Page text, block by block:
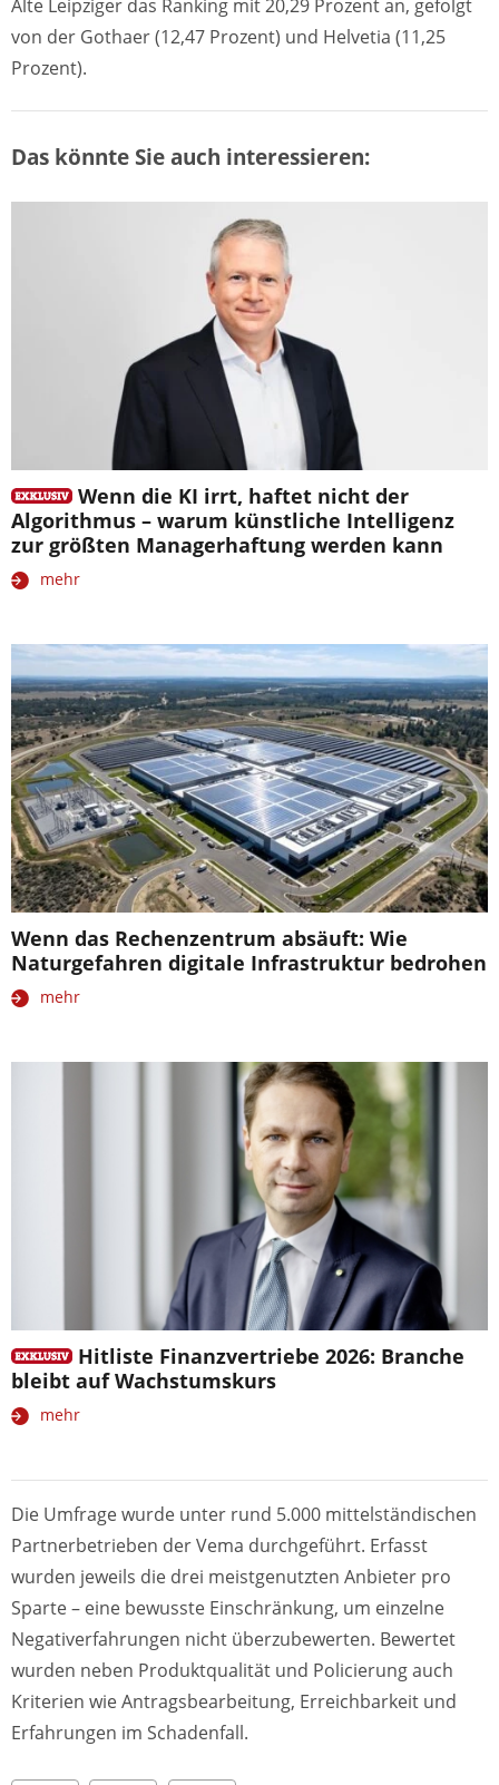
Alte Leipziger das Ranking mit 20,29 Prozent an, gefolgt
von der Gothaer (12,47 Prozent) und Helvetia (11,25
Prozent).
Das könnte Sie auch interessieren:
Wenn die KI irrt, haftet nicht der
Algorithmus – warum künstliche Intelligenz
zur größten Managerhaftung werden kann
mehr
Wenn das Rechenzentrum absäuft: Wie
Naturgefahren digitale Infrastruktur bedrohen
mehr
Hitliste Finanzvertriebe 2026: Branche
bleibt auf Wachstumskurs
mehr
Die Umfrage wurde unter rund 5.000 mittelständischen
Partnerbetrieben der Vema durchgeführt. Erfasst
wurden jeweils die drei meistgenutzten Anbieter pro
Sparte – eine bewusste Einschränkung, um einzelne
Negativerfahrungen nicht überzubewerten. Bewertet
wurden neben Produktqualität und Policierung auch
Kriterien wie Antragsbearbeitung, Erreichbarkeit und
Erfahrungen im Schadenfall.